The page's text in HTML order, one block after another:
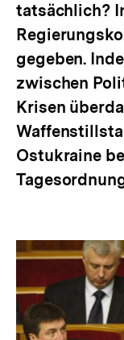
tatsächlich?
gegeben.
zwischen
Krisen
Ostukraine